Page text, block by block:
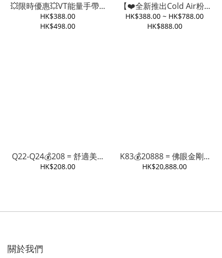
💥限時優惠💥VT能量手帶...
HK$388.00
HK$498.00
【❤️全新推出Cold Air粉...
HK$388.00 ~ HK$788.00
HK$888.00
Q22-Q24💰208 = 舒適美...
HK$208.00
K83💰20888 = 佛眼金剛...
HK$20,888.00
關於我們